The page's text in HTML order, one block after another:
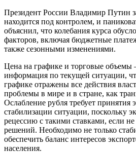
Президент России Владимир Путин
находится под контролем, и
объяснил, что колебания курса
факторов, включая бюджетные
также сезонными изменениями.
Цена на графике и торговые объемы
информация по текущей ситуации,
графике отражены все действия
проблемы в мире и в стране, как
Ослабление рубля требует принятия
стабилизации ситуации, поскольку
рецессию с такими ставками, если
решений. Необходимо не только
обеспечить баланс интересов
населения.